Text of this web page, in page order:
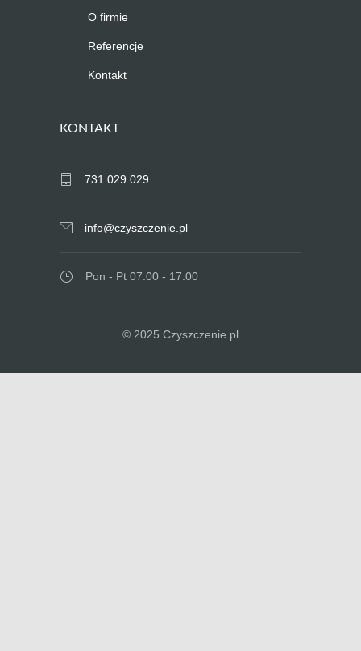
O firmie
Referencje
Kontakt
KONTAKT
731 029 029
info@czyszczenie.pl
Pon - Pt 07:00 - 17:00
© 2025 Czyszczenie.pl